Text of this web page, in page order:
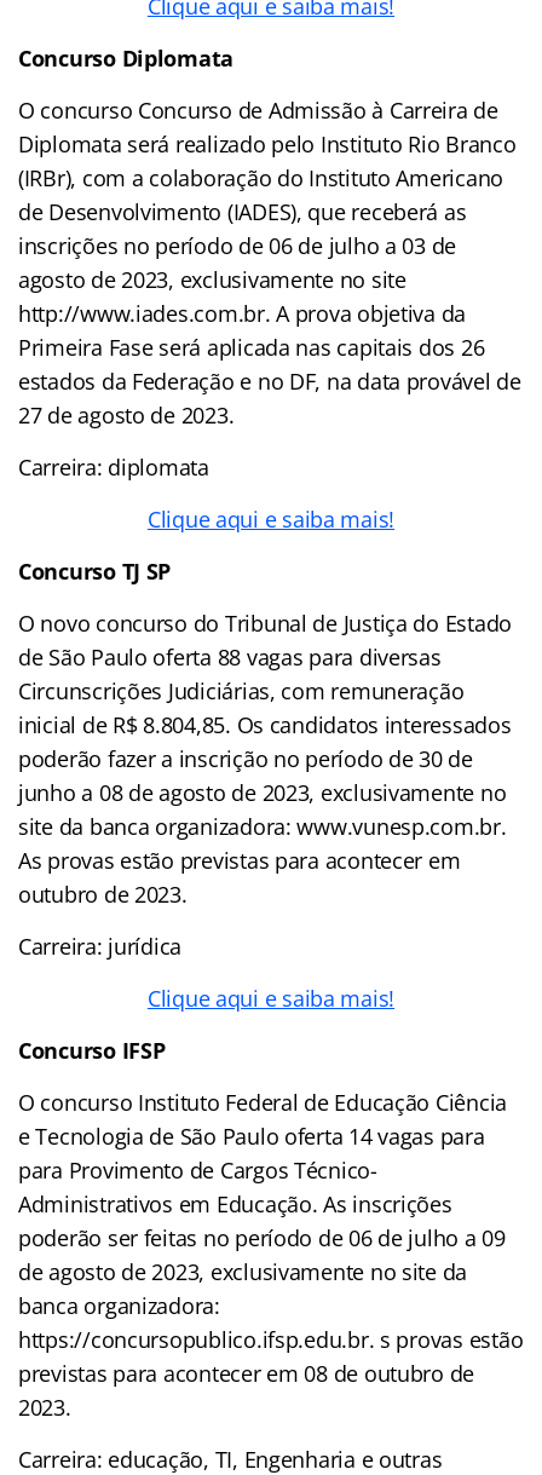
Clique aqui e saiba mais!
Concurso Diplomata
O concurso Concurso de Admissão à Carreira de
Diplomata será realizado pelo Instituto Rio Branco
(IRBr), com a colaboração do Instituto Americano
de Desenvolvimento (IADES), que receberá as
inscrições no período de 06 de julho a 03 de
agosto de 2023, exclusivamente no site
http://www.iades.com.br. A prova objetiva da
Primeira Fase será aplicada nas capitais dos 26
estados da Federação e no DF, na data provável de
27 de agosto de 2023.
Carreira: diplomata
Clique aqui e saiba mais!
Concurso TJ SP
O novo concurso do Tribunal de Justiça do Estado
de São Paulo oferta 88 vagas para diversas
Circunscrições Judiciárias, com remuneração
inicial de R$ 8.804,85. Os candidatos interessados
poderão fazer a inscrição no período de 30 de
junho a 08 de agosto de 2023, exclusivamente no
site da banca organizadora: www.vunesp.com.br.
As provas estão previstas para acontecer em
outubro de 2023.
Carreira: jurídica
Clique aqui e saiba mais!
Concurso IFSP
O concurso Instituto Federal de Educação Ciência
e Tecnologia de São Paulo oferta 14 vagas para
para Provimento de Cargos Técnico-
Administrativos em Educação. As inscrições
poderão ser feitas no período de 06 de julho a 09
de agosto de 2023, exclusivamente no site da
banca organizadora:
https://concursopublico.ifsp.edu.br. s provas estão
previstas para acontecer em 08 de outubro de
2023.
Carreira: educação, TI, Engenharia e outras